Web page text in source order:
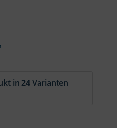
in24Varianten